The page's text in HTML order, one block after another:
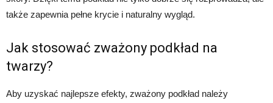
także zapewnia pełne krycie i naturalny wygląd.
Jak stosować zważony podkład na
twarzy?
Aby uzyskać najlepsze efekty, zważony podkład należy